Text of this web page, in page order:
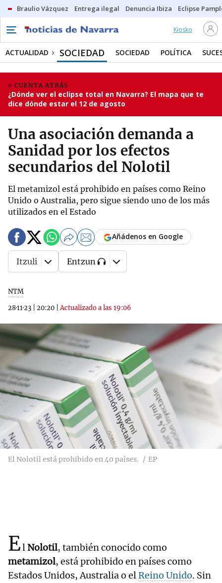
Braulio Vázquez Entrega ilegal Denuncia Ibiza Eclipse
Kiosko
ACTUALIDAD SOCIEDAD SOCIEDAD POLÍTICA
CUENTA ATRÁS
¿Dónde ver el eclipse total en Navarra? El mapa que te
dice dónde estar el 12 de agosto
Una asociación demanda a
Sanidad por los efectos
secundarios del Nolotil
El metamizol está prohibido en países como Reino
Unido o Australia, pero sigue siendo uno de los más
utilizados en el Estado
NTM
28·11·23
20:20 |Actualizado a las 19:06
Añádenos en Google
Itzuli Entzun
El Nolotil está prohibido en 40 países. EP
El Nolotil, también conocido como
metamizol, está prohibido en países como
Estados Unidos, Australia o elReino Unido. Sin